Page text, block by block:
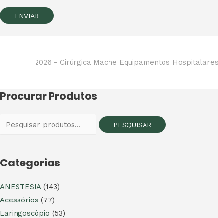
2026 - Cirúrgica Mache Equipamentos Hospitalares
Procurar Produtos
Pesquisar
PESQUISAR
Categorias
ANESTESIA (143)
Acessórios (77)
Laringoscópio (53)